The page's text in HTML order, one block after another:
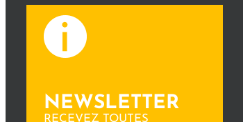
NEWSLETTER
RECEVEZ TOUTES